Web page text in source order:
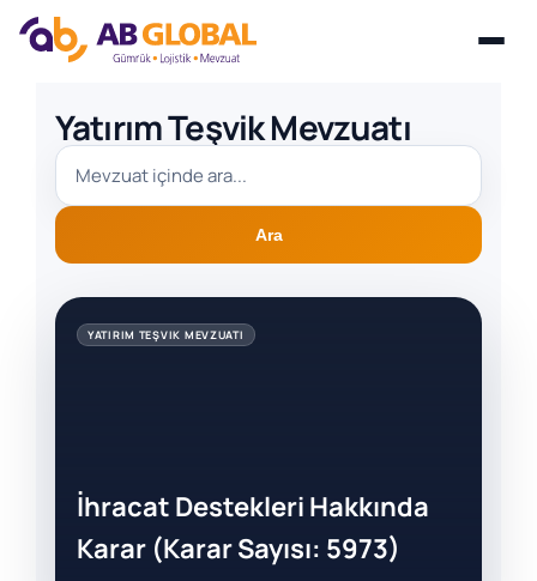
content
Yatırım Teşvik Mevzuatı
Ara
YATIRIM TEŞVIK MEVZUATI
İhracat Destekleri Hakkında
Karar (Karar Sayısı: 5973)